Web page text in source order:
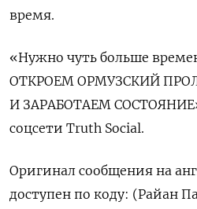
время.
«Нужно ​чуть ‌больше
ОТКРОЕМ ОРМУЗСКИЙ
‌И ЗАРАБОТАЕМ
соцсети Truth Social.
Оригинал сообщения на
доступен ‌по коду: (Райан